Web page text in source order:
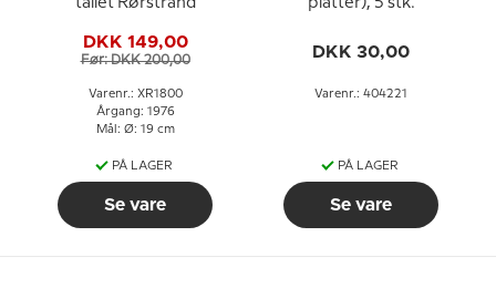
DKK 149,00
Før: DKK 200,00
Varenr.: XR1800
Årgang: 1976
Mål: Ø: 19 cm
PÅ LAGER
Se vare
DKK 30,00
Varenr.: 404221
PÅ LAGER
Se vare